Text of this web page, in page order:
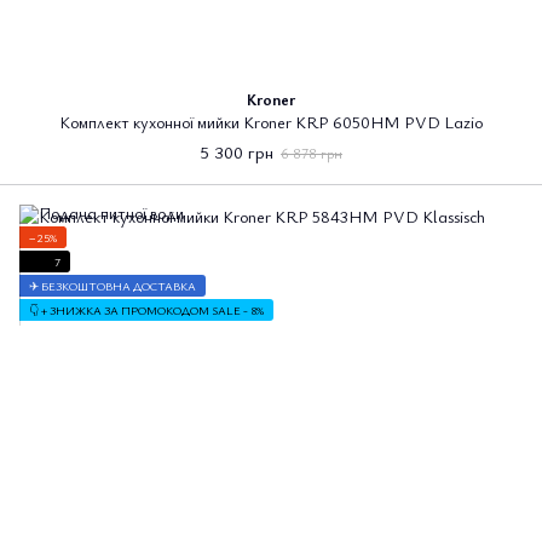
Kroner
Комплект кухонної мийки Kroner KRP 6050HM PVD Lazio
5 300 грн 6 878 грн
−25%
7
✈ БЕЗКОШТОВНА ДОСТАВКА
👇 + ЗНИЖКА ЗА ПРОМОКОДОМ SALE - 8%